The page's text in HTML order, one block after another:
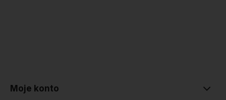
Moje konto